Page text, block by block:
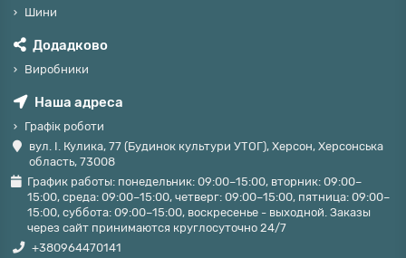
Шини
Додадково
Виробники
Наша адреса
Графік роботи
вул. І. Кулика, 77 (Будинок культури УТОГ), Херсон, Херсонська
область, 73008
График работы: понедельник: 09:00–15:00, вторник: 09:00–
15:00, среда: 09:00–15:00, четверг: 09:00–15:00, пятница: 09:00–
15:00, суббота: 09:00–15:00, воскресенье - выходной. Заказы
через сайт принимаются круглосуточно 24/7
+380964470141